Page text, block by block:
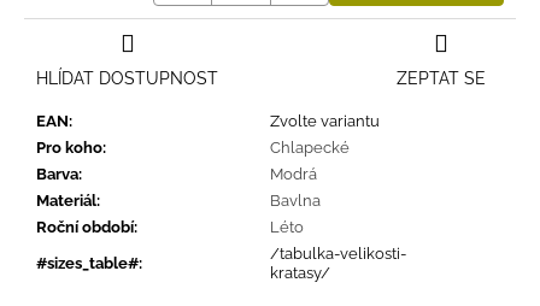
EAN:
Zvolte variantu
Pro koho:
Chlapecké
Barva:
Modrá
Materiál:
Bavlna
Roční období:
Léto
#sizes_table#:
/tabulka-velikosti-
kratasy/
ZEPTAT SE
HLÍDAT DOSTUPNOST